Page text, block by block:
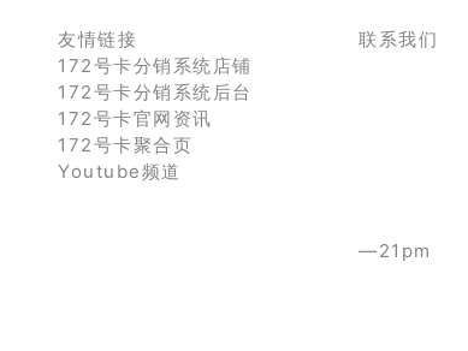
友情链接
172号卡分销系统店铺
172号卡分销系统后台
172号卡官网资讯
172号卡聚合页
Youtube频道
联系我们
—21pm